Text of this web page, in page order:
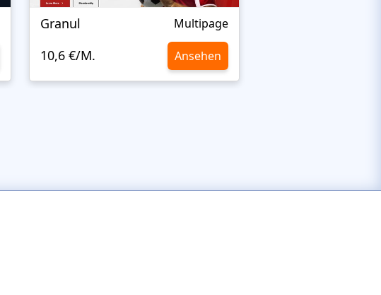
Granul Multipage
10,6 €/M. Ansehen